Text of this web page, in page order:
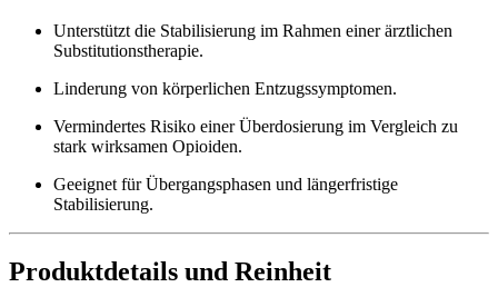
Unterstützt die Stabilisierung im Rahmen einer ärztlichen
Substitutionstherapie.
Linderung von körperlichen Entzugssymptomen.
Vermindertes Risiko einer Überdosierung im Vergleich zu
stark wirksamen Opioiden.
Geeignet für Übergangsphasen und längerfristige
Stabilisierung.
Produktdetails und Reinheit